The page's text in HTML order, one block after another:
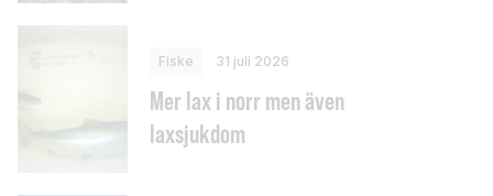
Fiske 31 juli 2026
Mer lax i norr men även
laxsjukdom